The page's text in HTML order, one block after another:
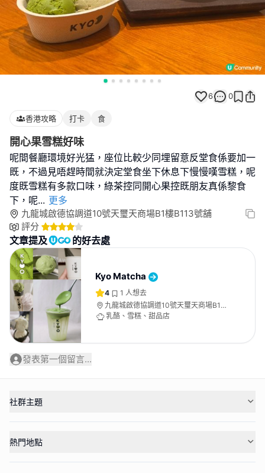
6 0
香港攻略 打卡 食
開心果雪糕好味
呢間餐廳環境好光猛，座位比較少同埋留意反堂食係要加一
既，不過見唔趕時間就決定堂食坐下休息下慢慢嘆雪糕，呢
度既雪糕有多款口味，綠茶控同開心果控既朋友真係黎食
下，呢... 更多
九龍城啟德協調道10號天璽天商場B1樓B113號舖
評分
文章提及 的好去處
Kyo Matcha
4 1 人想去
九龍城啟德協調道10號天璽天商場B1樓
B113號舖
乳酪、雪糕、甜品店
發表第一個留言...
社群主題
熱門地點